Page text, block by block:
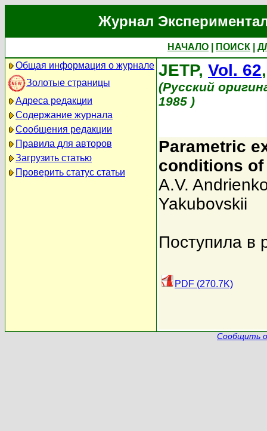
Журнал
НАЧАЛО ПОИСК
Общая информация о журнале
Золотые страницы
Адреса редакции
Содержание журнала
Сообщения редакции
Правила для авторов
Загрузить статью
Проверить статус статьи
JETP, Vol. 62
(Русский
1985 )
Parametric
conditions
A.V.
Yakubovskii
Поступила в
PDF (270.7K)
Сообщить о